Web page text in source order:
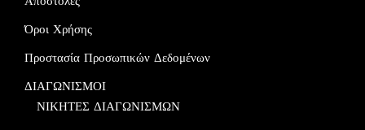
Όροι Χρήσης
Προστασία Προσωπικών Δεδομένων
ΔΙΑΓΩΝΙΣΜΟΙ
ΝΙΚΗΤΕΣ ΔΙΑΓΩΝΙΣΜΩΝ